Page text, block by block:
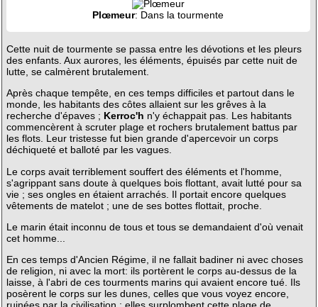
Plœmeur: Dans la tourmente
Cette nuit de tourmente se passa entre les dévotions et les pleurs
des enfants. Aux aurores, les éléments, épuisés par cette nuit de
lutte, se calmèrent brutalement.
Après chaque tempête, en ces temps difficiles et partout dans le
monde, les habitants des côtes allaient sur les grêves à la
recherche d'épaves ; Kerroc'h n'y échappait pas. Les habitants
commencèrent à scruter plage et rochers brutalement battus par
les flots. Leur tristesse fut bien grande d'apercevoir un corps
déchiqueté et balloté par les vagues.
Le corps avait terriblement souffert des éléments et l'homme,
s'agrippant sans doute à quelques bois flottant, avait lutté pour sa
vie ; ses ongles en étaient arrachés. Il portait encore quelques
vêtements de matelot ; une de ses bottes flottait, proche.
Le marin était inconnu de tous et tous se demandaient d'où venait
cet homme...
En ces temps d'Ancien Régime, il ne fallait badiner ni avec choses
de religion, ni avec la mort: ils portèrent le corps au-dessus de la
laisse, à l'abri de ces tourments marins qui avaient encore tué. Ils
posèrent le corps sur les dunes, celles que vous voyez encore,